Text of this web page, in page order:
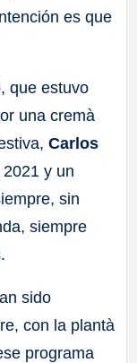
es que
, que estuvo
una cremà
Carlos
y un
sin
siempre
sido
con la plantà
programa